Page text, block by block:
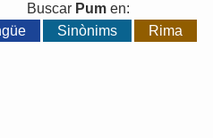
Buscar Pumen:
Sinònims Rima